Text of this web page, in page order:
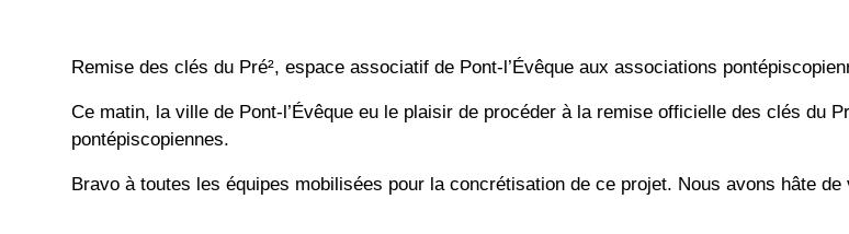
Remise des clés du Pré², espace associatif de Pont-l’Évêque aux associations
Ce matin, la ville de Pont-l’Évêque eu le plaisir de procéder à la remise officielle des clés du
pontépiscopiennes.
Bravo à toutes les équipes mobilisées pour la concrétisation de ce projet. Nous avons hâte